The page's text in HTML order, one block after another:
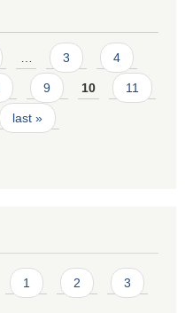
3 4
9 10 11
last »
1 2
3